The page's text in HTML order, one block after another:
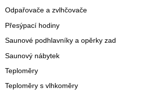
Odpařovače a zvlhčovače
Přesýpací hodiny
Saunové podhlavníky a opěrky zad
Saunový nábytek
Teploměry
Teploměry s vlhkoměry